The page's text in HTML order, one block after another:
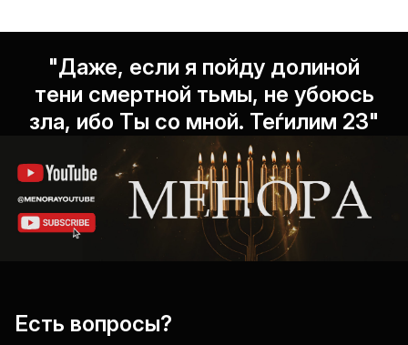
"Даже, если я пойду долиной
тени смертной тьмы, не убоюсь
зла, ибо Ты со мной. Теѓилим 23"
Есть вопросы?